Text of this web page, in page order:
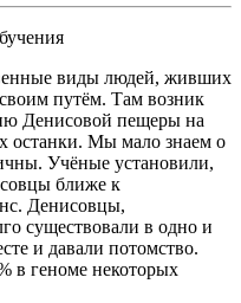
виды людей, живших
путём. Там возник
Денисовой пещеры на
останки. Мы мало знаем о
Учёные установили,
ближе к
Денисовцы,
существовали в одно и
и давали потомство.
в геноме некоторых